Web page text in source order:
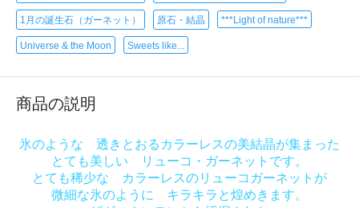
1月の誕生石（ガーネット） 原石・結晶 ***Light of nature***
Universe & the Moon Sweets like...
商品の説明
氷のような 透きとおるカラーレスの美結晶が集まった
とても美しい リューコ・ガーネットです。
とても稀少な カラーレスのリューコガーネットが
微細な氷のように キラキラと煌めきます。